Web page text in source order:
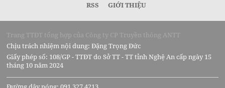
RSS GIỚI THIỆU
Trang TTĐT tổng hợp của Công ty CP Truyền thông ANTT
Chịu trách nhiệm nội dung: Đặng Trọng Đức
Giấy phép số: 108/GP - TTĐT do Sở TT - TT tỉnh Nghệ An cấp ngày 15
tháng 10 năm 2024